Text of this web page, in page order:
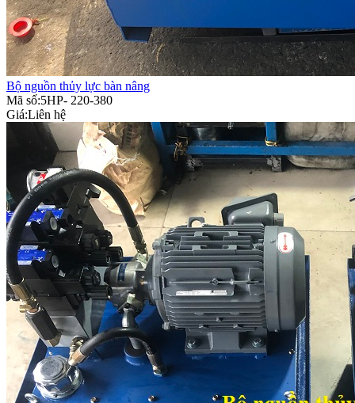
Bộ nguồn thủy lực bàn nâng
Mã số:5HP- 220-380
Giá:Liên hệ